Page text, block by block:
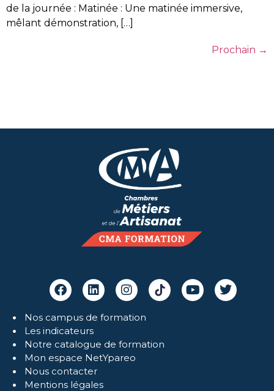
de la journée :​ Matinée : Une matinée immersive,
mêlant démonstration, […]
Prochain →
Nos campus de formation
Les indicateurs
Notre catalogue de formation
Mon espace NetYpareo
Nous contacter
Mentions légales